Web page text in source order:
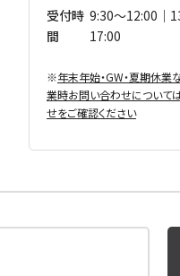
受付時
間
9:30〜12:00｜
17:00
※年末年始・GW・夏期休業
業時お問い合わせについて
せをご確認ください